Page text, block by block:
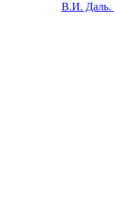
В.И. Даль.